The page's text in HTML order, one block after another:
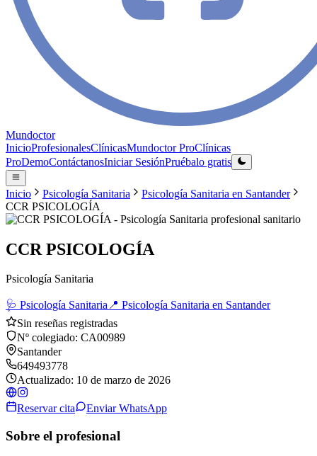
Mundoctor
InicioProfesionalesClínicasMundoctor ProClínicas
ProDemoContáctanosIniciar SesiónPruébalo gratis
Inicio Psicología Sanitaria Psicología Sanitaria en Santander
CCR PSICOLOGÍA
CCR PSICOLOGÍA
Psicología Sanitaria
🩺 Psicología Sanitaria📍 Psicología Sanitaria en Santander
Sin reseñas registradas
Nº colegiado: CA00989
Santander
649493778
Actualizado: 10 de marzo de 2026
Reservar cita Enviar WhatsApp
Sobre el profesional